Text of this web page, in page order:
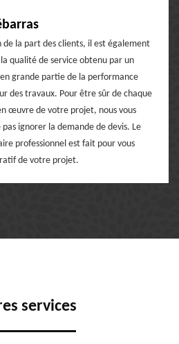
la part des clients, il est également
qualité de service obtenu par un
grande partie de la performance
des travaux. Pour être sûr de chaque
œuvre de votre projet, nous vous
ignorer la demande de devis. Le
professionnel est fait pour vous
de votre projet.
services